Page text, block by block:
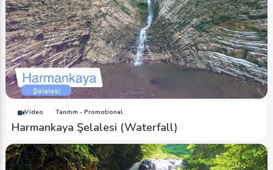
Video Tanıtım - Promotional
Harmankaya Şelalesi (Waterfall)